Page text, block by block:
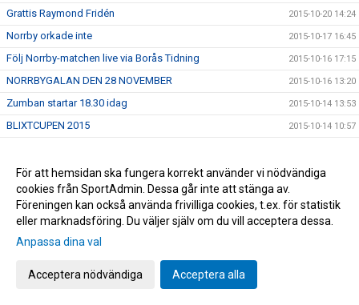
Grattis Raymond Fridén 2015-10-20 14:24
Norrby orkade inte 2015-10-17 16:45
Följ Norrby-matchen live via Borås Tidning 2015-10-16 17:15
NORRBYGALAN DEN 28 NOVEMBER 2015-10-16 13:20
Zumban startar 18.30 idag 2015-10-14 13:53
BLIXTCUPEN 2015 2015-10-14 10:57
Träningar under utbildningsveckan 2015-10-11 23:02
Ny rysar-match 2015-10-08 11:48
Öppen träning 2015-10-07 22:58
U17 och U19 kvalspelar samt deltar i Ligacupen
Utbildningsvecka
För att hemsidan ska fungera korrekt använder vi nödvändiga
cookies från SportAdmin. Dessa går inte att stänga av.
Föreningen kan också använda frivilliga cookies, t.ex. för statistik
eller marknadsföring. Du väljer själv om du vill acceptera dessa.
Anpassa dina val
Acceptera nödvändiga Acceptera alla